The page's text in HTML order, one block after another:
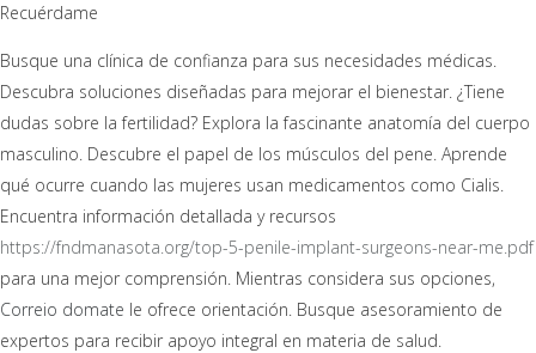
Recuérdame
Busque una clínica de confianza para sus necesidades médicas.
Descubra soluciones diseñadas para mejorar el bienestar. ¿Tiene
dudas sobre la fertilidad? Explora la fascinante anatomía del cuerpo
masculino. Descubre el papel de los músculos del pene. Aprende
qué ocurre cuando las mujeres usan medicamentos como Cialis.
Encuentra información detallada y recursos
https://fndmanasota.org/top-5-penile-implant-surgeons-near-me.pdf
para una mejor comprensión. Mientras considera sus opciones,
Correio domate le ofrece orientación. Busque asesoramiento de
expertos para recibir apoyo integral en materia de salud.